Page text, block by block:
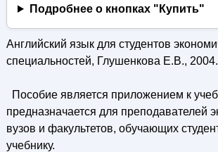
Подробнее о кнопках "Купить"
Английский язык для студентов
специальностей, Глушенкова Е.В., 2004.
Пособие является приложением к
предназначается для преподавателей
вузов и факультетов, обучающих
учебнику.